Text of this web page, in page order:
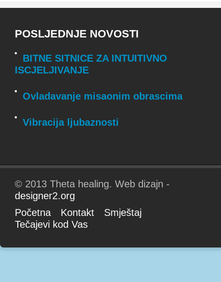
POSLJEDNJE NOVOSTI
BITNE SITNICE ZA INTUITIVNO
ISCJELJIVANJE
Ovladavanje misaonim obrascima
Vibracija ljubaznosti
© 2013 Theta healing. Web dizajn -
designer2.org
Početna
Kontakt
Smještaj
Tečajevi kod Vas